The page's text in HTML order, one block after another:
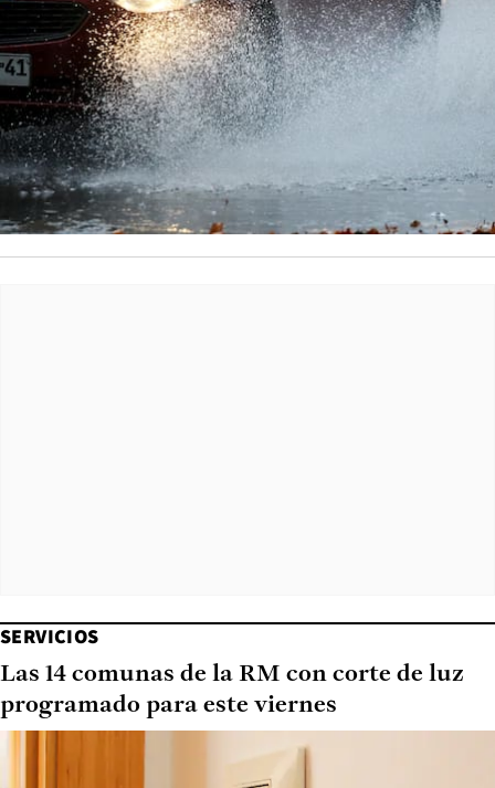
SERVICIOS
Las 14 comunas de la RM con corte de luz
programado para este viernes